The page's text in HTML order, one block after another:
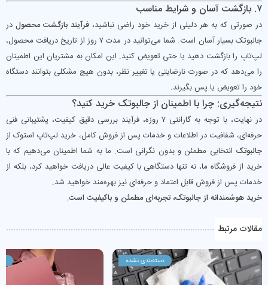
۷. بازگشت آسان و شرایط مناسب
در صورتی که به هر دلیلی از خرید خود راضی نباشید، فرآیند بازگشت محصول در
جالبوتک بسیار آسان است. شما می‌توانید در مدت ۷ روز از تاریخ دریافت محصول،
لپ‌تاپ را بازگشت دهید یا حتی تعویض کنید. این امکان به مشتریان این اطمینان
را می‌دهد که در صورت نارضایتی یا تغییر نظر، بدون هیچ مشکلی بتوانند دستگاه
خود را تعویض یا پس بگیرند.
نتیجه‌گیری: چرا با اطمینان از جالبوتک خرید کنید؟
در نهایت، با توجه به گارانتی ۷ روزه، فرآیند بررسی دقیق کیفیت، پشتیبانی فنی
حرفه‌ای، شفافیت در اطلاعات و خدمات پس از فروش کامل، خرید لپ‌تاپ استوک از
جالبوتک انتخابی مطمئن و بدون نگرانی است. ما به شما اطمینان می‌دهیم که با
خرید از فروشگاه ما، نه تنها دستگاهی با کیفیت عالی دریافت خواهید کرد، بلکه از
خدمات پس از فروش قابل اعتماد و حرفه‌ای نیز بهره‌مند خواهید شد.
خرید هوشمندانه از جالبوتک، تجربه‌ای مطمئن و باکیفیت است.
مقالات مرتبط
دسته‌بندی نشده